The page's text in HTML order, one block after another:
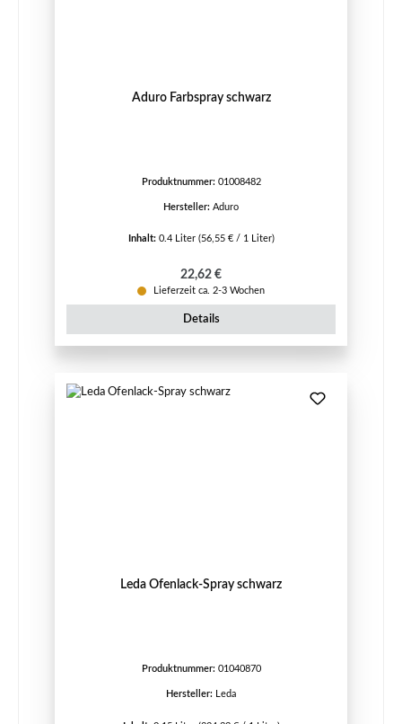
Aduro Farbspray schwarz
Produktnummer: 01008482
Hersteller: Aduro
Inhalt: 0.4 Liter (56,55 € / 1 Liter)
Regulärer Preis:
22,62 €
Lieferzeit ca. 2-3 Wochen
Details
Leda Ofenlack-Spray schwarz
Produktnummer: 01040870
Hersteller: Leda